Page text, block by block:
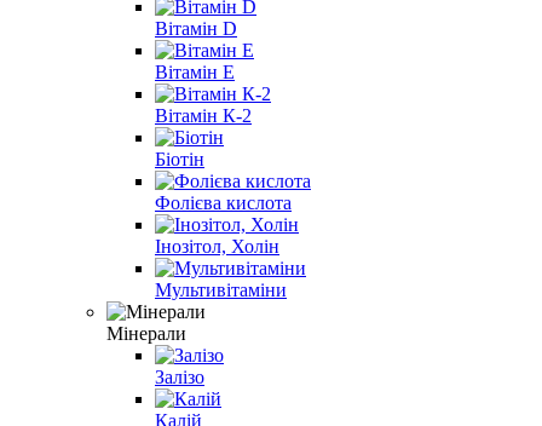
Вітамін D
Вітамін E
Вітамін К-2
Біотін
Фолієва кислота
Інозітол, Холін
Мультивітаміни
Мінерали
Залізо
Калій